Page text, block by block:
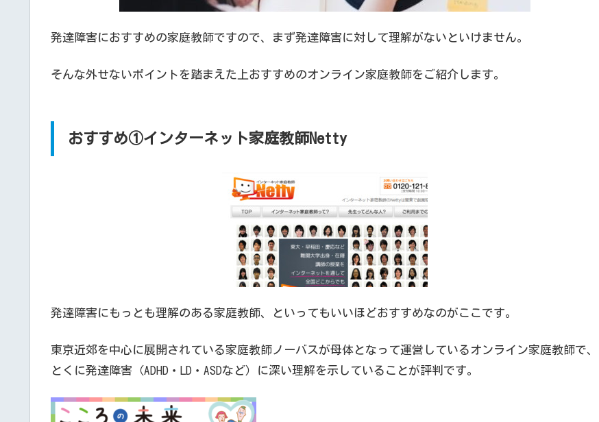
発達障害におすすめの家庭教師ですので、まず発達障害に対して理解がないといけません。
そんな外せないポイントを踏まえた上おすすめのオンライン家庭教師をご紹介します。
おすすめ①インターネット家庭教師Netty
発達障害にもっとも理解のある家庭教師、といってもいいほどおすすめなのがここです。
東京近郊を中心に展開されている家庭教師ノーバスが母体となって運営しているオンライン家庭教師で、
とくに発達障害（ADHD・LD・ASDなど）に深い理解を示していることが評判です。